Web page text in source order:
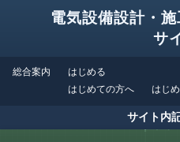
電気設備設計・
サ
総合案内
はじめる
はじめての方へ
はじ
サイト内